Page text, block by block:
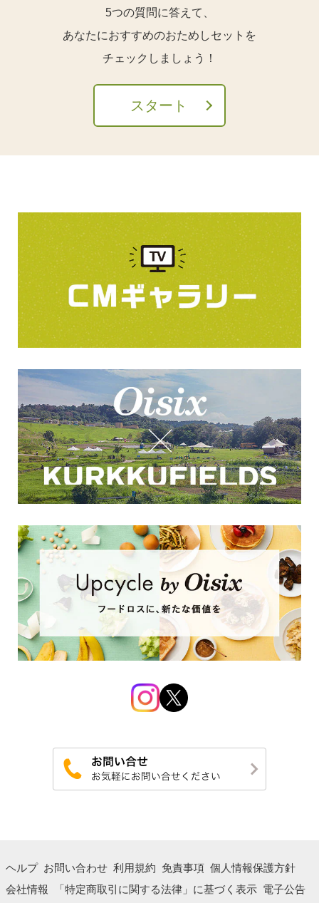
5つの質問に答えて、
あなたにおすすめのおためしセットを
チェックしましょう！
スタート
ヘルプ お問い合わせ 利用規約 免責事項 個人情報保護方針
会社情報
「特定商取引に関する法律」に基づく表示 電子公告